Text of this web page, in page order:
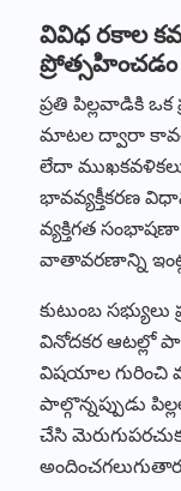
వివిధ రకాల
ప్రోత్సహించడం
ప్రతి పిల్లవాడికి
మాటల ద్వారా
లేదా
భావవ్యక్తీకరణ
వ్యక్తిగత
వాతావరణాన్ని
కుటుంబ
వినోదకర ఆటల్లో
విషయాల గురించి
పాల్గొన్నప్పుడు
చేసి